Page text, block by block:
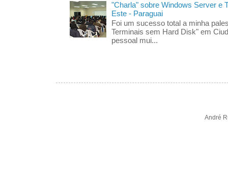
"Charla" sobre Windows Server e
Este - Paraguai
Foi um sucesso total a minha
Terminais sem Hard Disk" em
pessoal mui...
André